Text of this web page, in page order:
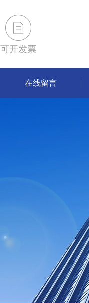
可开发票
在线留言